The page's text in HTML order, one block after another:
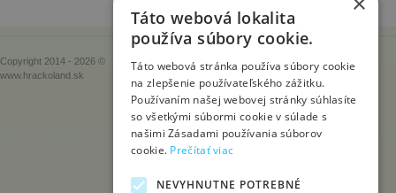
Copyright 2014 - 2026 ©
www.hrackoland.sk
Táto webová lokalita
používa súbory cookie.
Táto webová stránka používa súbory cookie
na zlepšenie používateľského zážitku.
Používaním našej webovej stránky súhlasíte
so všetkými súbormi cookie v súlade s
našimi Zásadami používania súborov
cookie. Prečítať viac
NEVYHNUTNE POTREBNÉ